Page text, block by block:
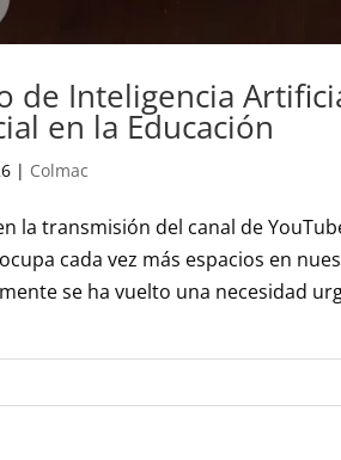
de Inteligencia
en la Educación
| Colmac
la transmisión del canal de
cada vez más espacios en
se ha vuelto una necesidad